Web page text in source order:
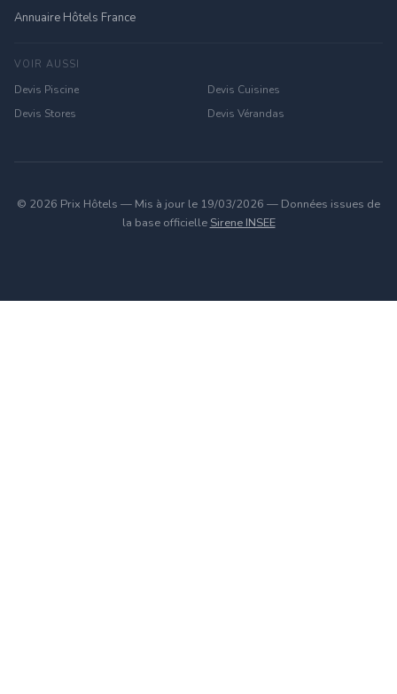
Annuaire Hôtels France
VOIR AUSSI
Devis Piscine
Devis Cuisines
Devis Stores
Devis Vérandas
© 2026 Prix Hôtels — Mis à jour le 19/03/2026 — Données issues de
la base officielle Sirene INSEE